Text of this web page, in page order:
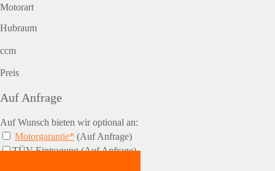
Motorart
Hubraum
ccm
Preis
Auf Anfrage
Auf Wunsch bieten wir optional an:
Motorgarantie* (Auf Anfrage)
TÜV-Eintragung (Auf Anfrage)